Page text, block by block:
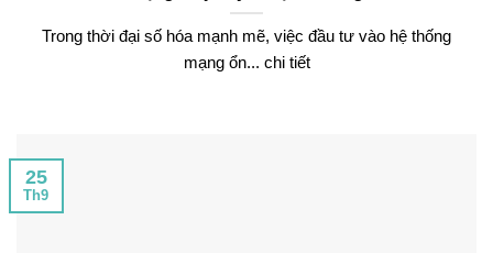
Trong thời đại số hóa mạnh mẽ, việc đầu tư vào hệ thống
mạng ổn... chi tiết
25
Th9